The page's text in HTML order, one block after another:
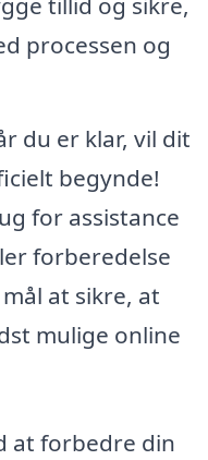
processen og
du er klar, vil dit
begynde!
for assistance
forberedelse
at sikre, at
mulige online
at forbedre din